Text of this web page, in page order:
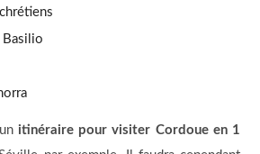
Basilio
itinéraire pour visiter Cordoue en 1